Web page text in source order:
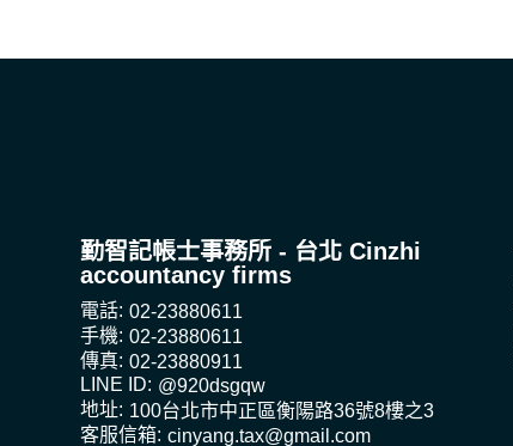
勤智記帳士事務所 - 台北 Cinzhi
accountancy firms
電話: 02-23880611
手機: 02-23880611
傳真: 02-23880911
LINE ID: @920dsgqw
地址: 100台北市中正區衡陽路36號8樓之3
客服信箱: cinyang.tax@gmail.com